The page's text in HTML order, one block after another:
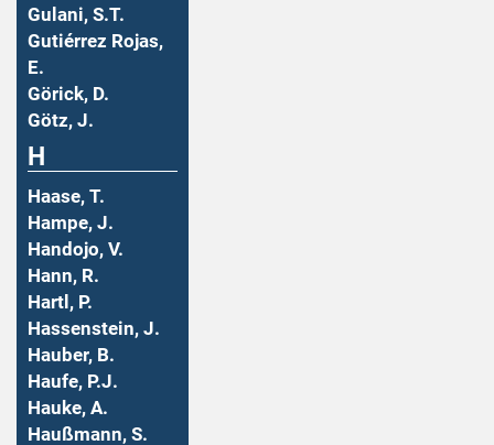
Gulani, S.T.
Gutiérrez Rojas,
E.
Görick, D.
Götz, J.
H
Haase, T.
Hampe, J.
Handojo, V.
Hann, R.
Hartl, P.
Hassenstein, J.
Hauber, B.
Haufe, P.J.
Hauke, A.
Haußmann, S.